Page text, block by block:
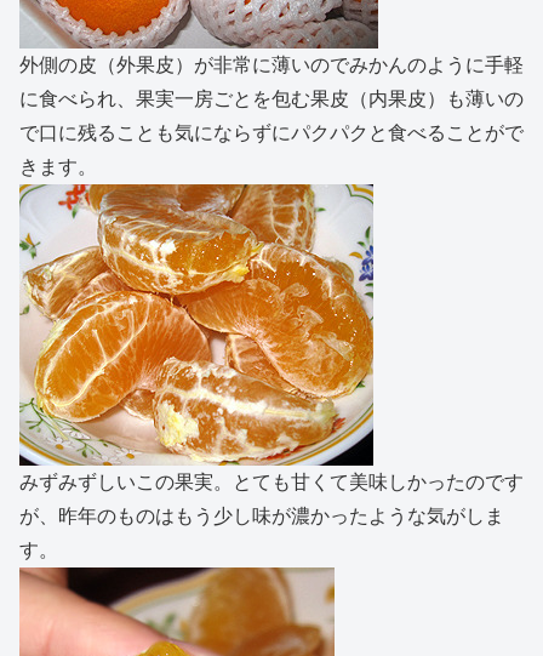
外側の皮（外果皮）が非常に薄いのでみかんのように手軽
に食べられ、果実一房ごとを包む果皮（内果皮）も薄いの
で口に残ることも気にならずにパクパクと食べることがで
きます。
みずみずしいこの果実。とても甘くて美味しかったのです
が、昨年のものはもう少し味が濃かったような気がしま
す。